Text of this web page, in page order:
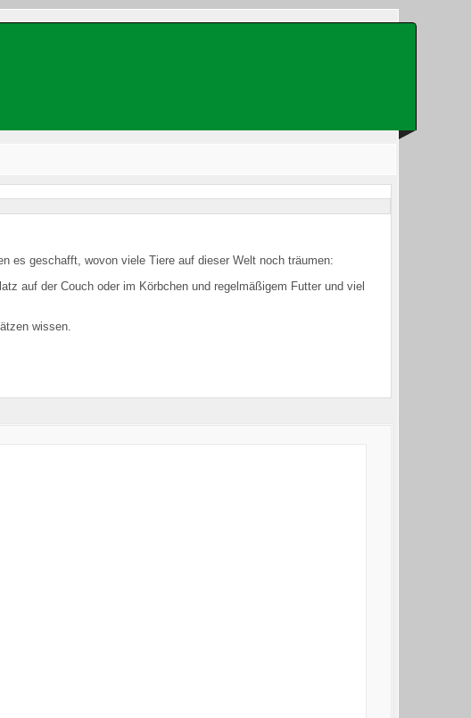
es geschafft, wovon viele Tiere auf dieser Welt noch träumen:
auf der Couch oder im Körbchen und regelmäßigem Futter und viel
wissen.